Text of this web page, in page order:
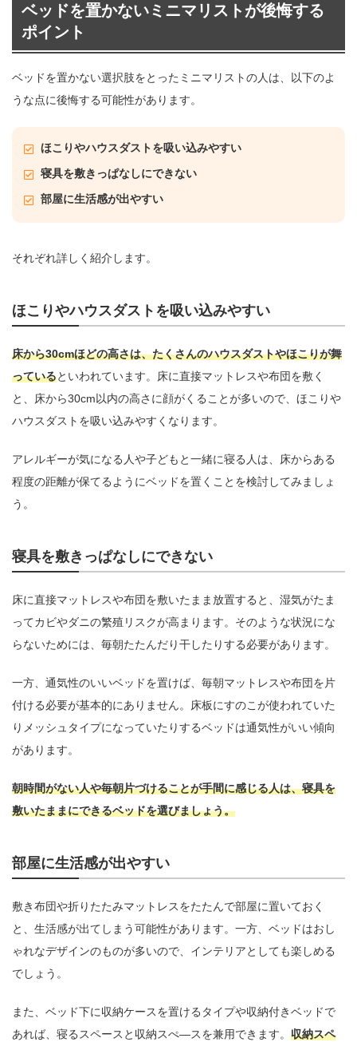
ベッドを置かないミニマリストが後悔する
ポイント
ベッドを置かない選択肢をとったミニマリストの人は、以下のよ
うな点に後悔する可能性があります。
ほこりやハウスダストを吸い込みやすい
寝具を敷きっぱなしにできない
部屋に生活感が出やすい
それぞれ詳しく紹介します。
ほこりやハウスダストを吸い込みやすい
床から30cmほどの高さは、たくさんのハウスダストやほこりが舞
っているといわれています。床に直接マットレスや布団を敷く
と、床から30cm以内の高さに顔がくることが多いので、ほこりや
ハウスダストを吸い込みやすくなります。
アレルギーが気になる人や子どもと一緒に寝る人は、床からある
程度の距離が保てるようにベッドを置くことを検討してみましょ
う。
寝具を敷きっぱなしにできない
床に直接マットレスや布団を敷いたまま放置すると、湿気がたま
ってカビやダニの繁殖リスクが高まります。そのような状況にな
らないためには、毎朝たたんだり干したりする必要があります。
一方、通気性のいいベッドを置けば、毎朝マットレスや布団を片
付ける必要が基本的にありません。床板にすのこが使われていた
りメッシュタイプになっていたりするベッドは通気性がいい傾向
があります。
朝時間がない人や毎朝片づけることが手間に感じる人は、寝具を
敷いたままにできるベッドを選びましょう。
部屋に生活感が出やすい
敷き布団や折りたたみマットレスをたたんで部屋に置いておく
と、生活感が出てしまう可能性があります。一方、ベッドはおし
ゃれなデザインのものが多いので、インテリアとしても楽しめる
でしょう。
また、ベッド下に収納ケースを置けるタイプや収納付きベッドで
あれば、寝るスペースと収納スぺ―スを兼用できます。 収納スペ